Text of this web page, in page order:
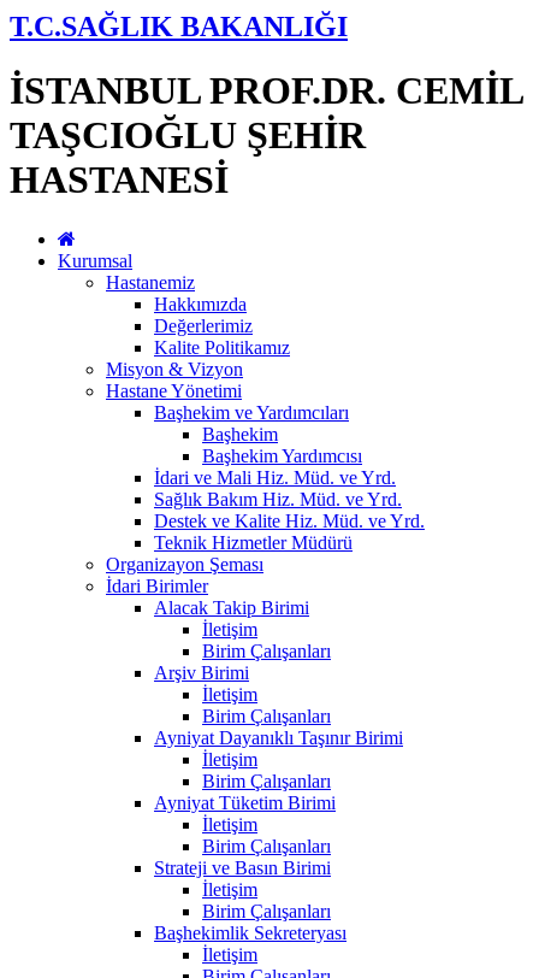
T.C.SAĞLIK BAKANLIĞI
İSTANBUL PROF.DR. CEMİL
TAŞCIOĞLU ŞEHİR
HASTANESİ
Kurumsal
Hastanemiz
Hakkımızda
Değerlerimiz
Kalite Politikamız
Misyon & Vizyon
Hastane Yönetimi
Başhekim ve Yardımcıları
Başhekim
Başhekim Yardımcısı
İdari ve Mali Hiz. Müd. ve Yrd.
Sağlık Bakım Hiz. Müd. ve Yrd.
Destek ve Kalite Hiz. Müd. ve Yrd.
Teknik Hizmetler Müdürü
Organizayon Şeması
İdari Birimler
Alacak Takip Birimi
İletişim
Birim Çalışanları
Arşiv Birimi
İletişim
Birim Çalışanları
Ayniyat Dayanıklı Taşınır Birimi
İletişim
Birim Çalışanları
Ayniyat Tüketim Birimi
İletişim
Birim Çalışanları
Strateji ve Basın Birimi
İletişim
Birim Çalışanları
Başhekimlik Sekreteryası
İletişim